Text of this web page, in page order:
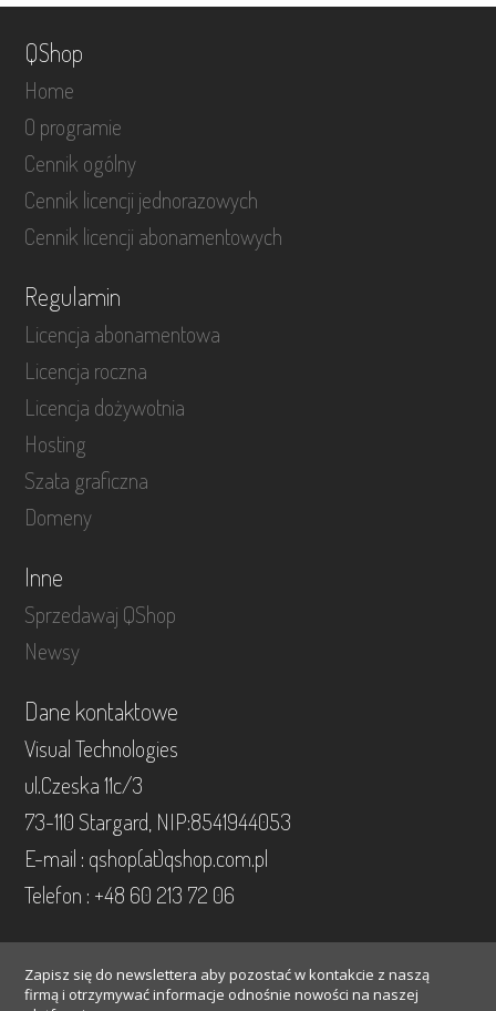
QShop
Home
O programie
Cennik ogólny
Cennik licencji jednorazowych
Cennik licencji abonamentowych
Regulamin
Licencja abonamentowa
Licencja roczna
Licencja dożywotnia
Hosting
Szata graficzna
Domeny
Inne
Sprzedawaj QShop
Newsy
Dane kontaktowe
Visual Technologies
ul.Czeska 11c/3
73-110 Stargard, NIP:8541944053
E-mail : qshop(at)qshop.com.pl
Telefon : +48 60 213 72 06
Zapisz się do newslettera aby pozostać w kontakcie z naszą
firmą i otrzymywać informacje odnośnie nowości na naszej